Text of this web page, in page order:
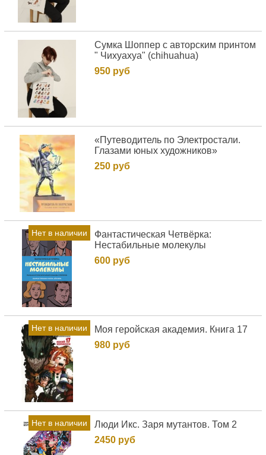
Сумка Шоппер с авторским принтом
" Чихуахуа" (chihuahua)
950 руб
«Путеводитель по Электростали.
Глазами юных художников»
250 руб
Нет в наличии
Фантастическая Четвёрка:
Нестабильные молекулы
600 руб
Нет в наличии
Моя геройская академия. Книга 17
980 руб
Нет в наличии
Люди Икс. Заря мутантов. Том 2
2450 руб